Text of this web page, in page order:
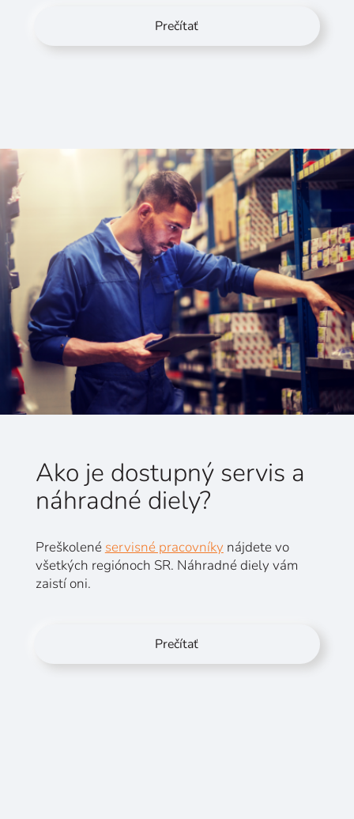
Prečítať
Ako je dostupný servis a
náhradné diely?
Preškolené servisné pracovníky nájdete vo
všetkých regiónoch SR. Náhradné diely vám
zaistí oni.
Prečítať